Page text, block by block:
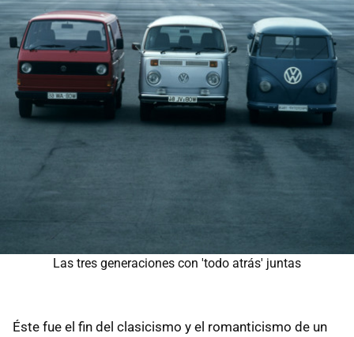
Las tres generaciones con 'todo atrás' juntas
Éste fue el fin del clasicismo y el romanticismo de un